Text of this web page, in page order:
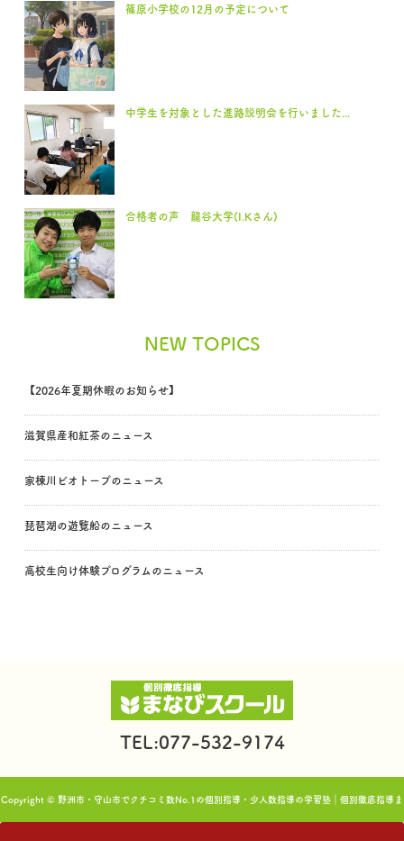
篠原小学校の12月の予定について
中学生を対象とした進路説明会を行いました...
合格者の声 龍谷大学(I.Kさん)
NEW TOPICS
【2026年夏期休暇のお知らせ】
滋賀県産和紅茶のニュース
家棟川ビオトープのニュース
琵琶湖の遊覧船のニュース
高校生向け体験プログラムのニュース
TEL:077-532-9174
Copyright © 野洲市・守山市でクチコミ数No.1の個別指導・少人数指導の学習塾｜個別徹底指導ま